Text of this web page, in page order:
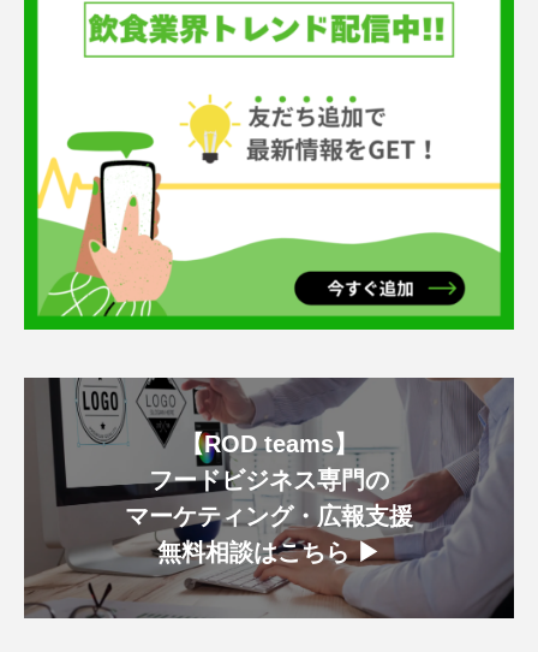
【ROD teams】
フードビジネス専門の
マーケティング・広報支援
無料相談はこちら ▶︎